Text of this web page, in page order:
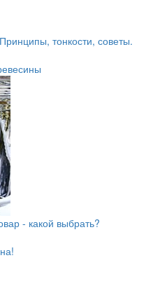
тонкости, советы.
- какой выбрать?